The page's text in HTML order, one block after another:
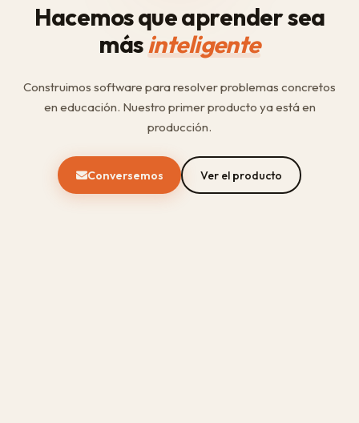
Hacemos que aprender sea
másinteligente
Construimos software para resolver problemas concretos
en educación. Nuestro primer producto ya está en
producción.
Conversemos Ver el producto